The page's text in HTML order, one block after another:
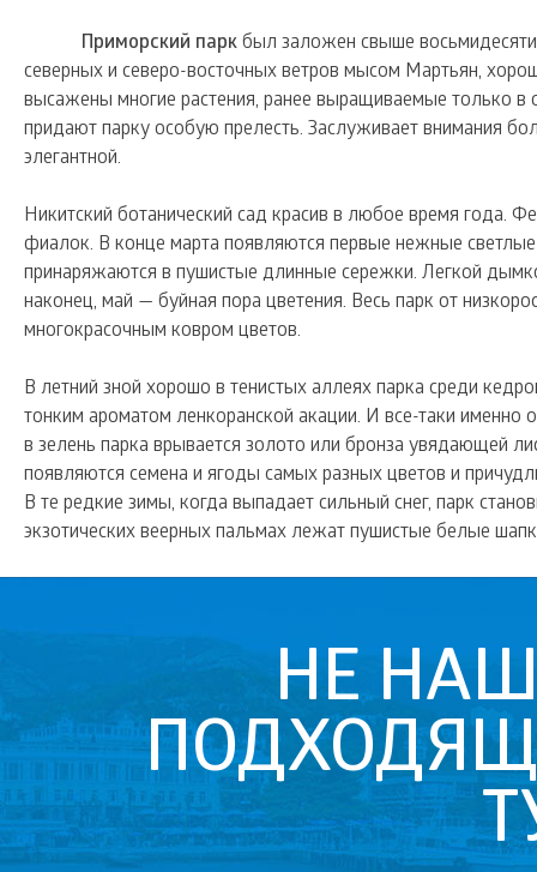
Приморский парк был заложен свыше
северных и северо-восточных ветров мысом Мартьян,
высажены многие растения, ранее выращиваемые только
придают парку особую прелесть. Заслуживает внимания
элегантной.
Никитский ботанический сад красив в любое время
фиалок. В конце марта появляются первые нежные
принаряжаются в пушистые длинные сережки. Легкой
наконец, май — буйная пора цветения. Весь парк от
многокрасочным ковром цветов.
В летний зной хорошо в тенистых аллеях парка среди
тонким ароматом ленкоранской акации. И все-таки именно
в зелень парка врывается золото или бронза увядающей
появляются семена и ягоды самых разных цветов и
В те редкие зимы, когда выпадает сильный снег, парк
экзотических веерных пальмах лежат пушистые белые
НЕ